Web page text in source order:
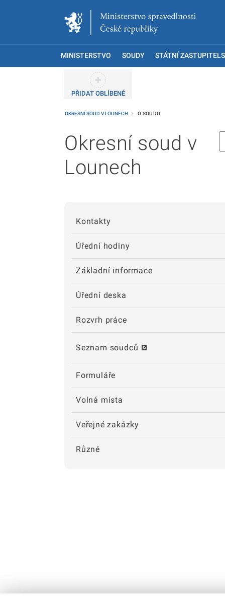
MINISTERSTVO SOUDY STÁTNÍ
PŘIDAT OBLÍBENÉ
OKRESNÍ SOUD V LOUNECH O SOUDU
Okresní soud v
Lounech
Kontakty
Úřední hodiny
Základní informace
Úřední deska
Rozvrh práce
Seznam soudců
Formuláře
Volná místa
Veřejné zakázky
Různé